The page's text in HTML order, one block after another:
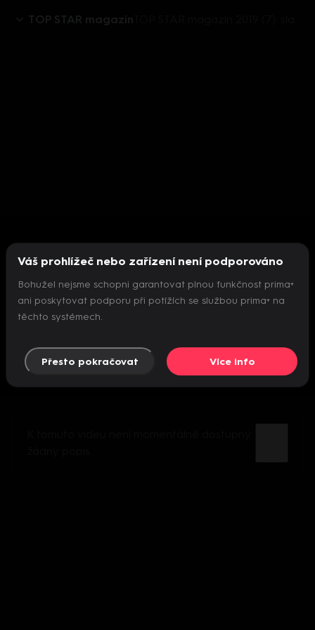
TOP STAR magazín
Nepodařilo se inicializovat přehrávač
Váš prohlížeč nebo zařízení není podporováno
Bohužel nejsme schopni garantovat plnou funkčnost prima+
ani poskytovat podporu při potížích se službou prima+ na
těchto systémech.
Přesto pokračovat Více info